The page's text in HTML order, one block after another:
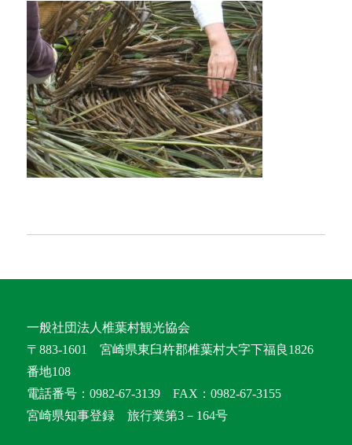
一般社団法人椎葉村観光協会
〒883-1601 宮崎県東臼杵郡椎葉村大字下福良1826
番地108
電話番号：0982-67-3139 FAX：0982-67-3155
宮崎県知事登録 旅行業第3－164号